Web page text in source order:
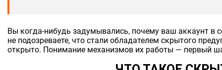
Вы когда-нибудь задумывались, почему ваш аккаунт в
не подозреваете, что стали обладателем скрытого
открыто. Понимание механизмов их работы — первый